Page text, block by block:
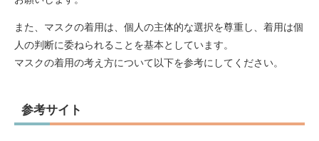
また、マスクの着用は、個人の主体的な選択を尊重し、着用は個
人の判断に委ねられることを基本としています。
マスクの着用の考え方について以下を参考にしてください。
参考サイト